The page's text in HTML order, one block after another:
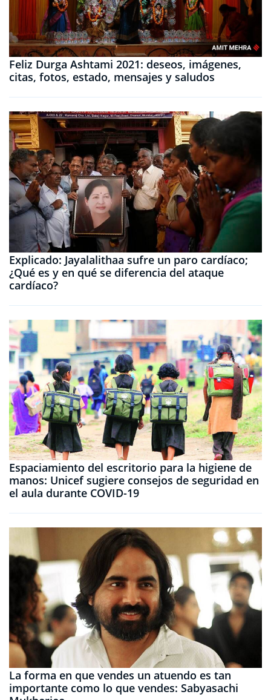
Feliz Durga Ashtami 2021: deseos, imágenes,
citas, fotos, estado, mensajes y saludos
Explicado: Jayalalithaa sufre un paro cardíaco;
¿Qué es y en qué se diferencia del ataque
cardíaco?
Espaciamiento del escritorio para la higiene de
manos: Unicef ​​sugiere consejos de seguridad en
el aula durante COVID-19
La forma en que vendes un atuendo es tan
importante como lo que vendes: Sabyasachi